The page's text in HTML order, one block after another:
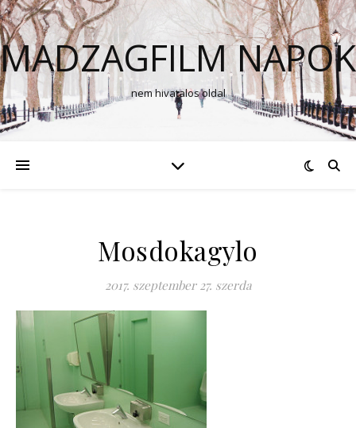
MADZAGFILM NAPOK
nem hivatalos oldal
Mosdokagylo
2017. szeptember 27. szerda